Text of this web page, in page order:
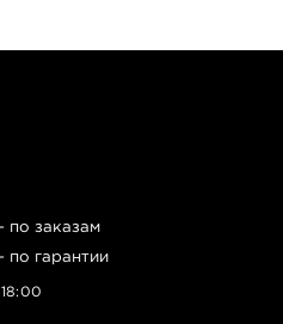
на сайте производителя.
обработка гамма-лучами.
— наличие паспорта
лаборатории CTL
по заказам
по гарантии